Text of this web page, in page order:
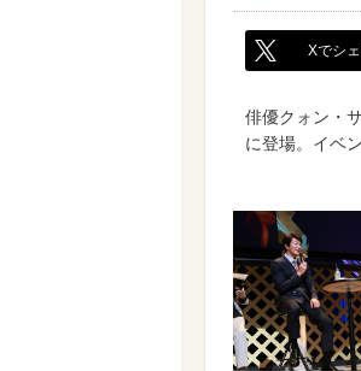
Xでシ
俳優クォン・
に登場。イベ